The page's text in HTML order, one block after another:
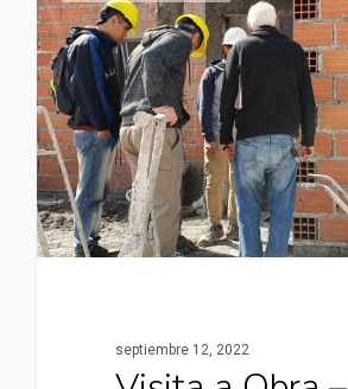
septiembre 12, 2022